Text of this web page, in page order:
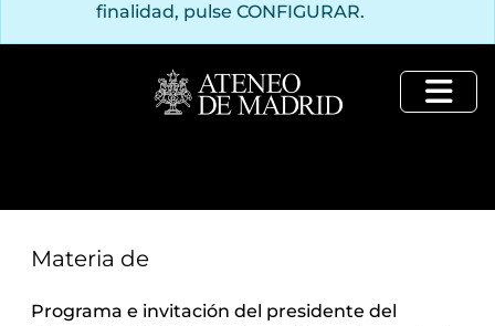
finalidad, pulse CONFIGURAR.
Materia de
Programa e invitación del presidente del